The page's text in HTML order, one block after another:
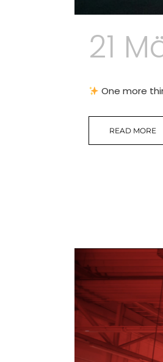
21
One more
READ MORE